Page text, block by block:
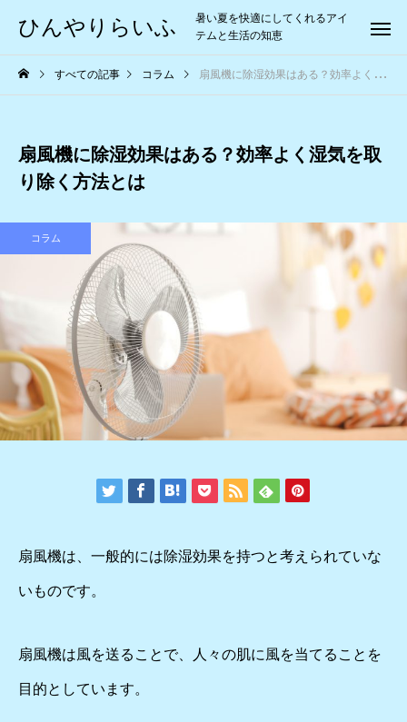
ひんやりらいふ
暑い夏を快適にしてくれるアイ
テムと生活の知恵
すべての記事 コラム 扇風機に除湿効果はある？効率よく湿気を取り除く方法とは
扇風機に除湿効果はある？効率よく湿気を取
り除く方法とは
コラム
扇風機は、一般的には除湿効果を持つと考えられていな
いものです。
扇風機は風を送ることで、人々の肌に風を当てることを
目的としています。